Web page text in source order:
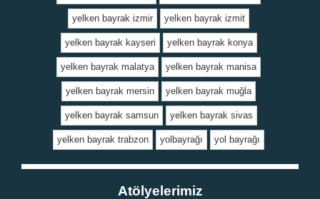
yelken bayrak izmir yelken bayrak izmit
yelken bayrak kayseri yelken bayrak konya
yelken bayrak malatya yelken bayrak manisa
yelken bayrak mersin yelken bayrak muğla
yelken bayrak samsun yelken bayrak sivas
yelken bayrak trabzon yolbayrağı yol bayrağı
Atölyelerimiz